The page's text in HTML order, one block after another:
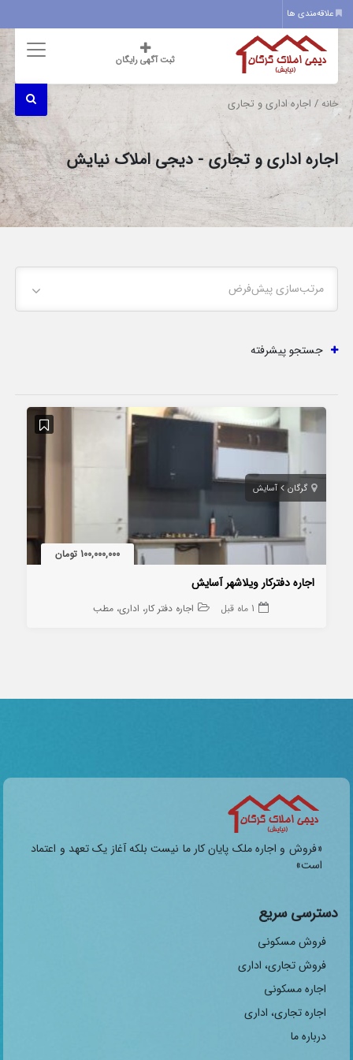
علاقه‌مندی ها
ثبت آگهی رایگان
خانه / اجاره اداری و تجاری
اجاره اداری و تجاری - دیجی املاک نیایش
مرتب‌سازی پیش‌فرض
جستجو پیشرفته
گرگان آسایش
100,000,000 تومان
اجاره دفترکار ویلاشهر آسایش
1 ماه قبل اجاره دفتر کار، اداری، مطب
«فروش و اجاره ملک پایان کار ما نیست بلکه آغاز یک تعهد و اعتماد
است»
دسترسی سریع
فروش مسکونی
فروش تجاری، اداری
اجاره مسکونی
اجاره تجاری، اداری
درباره ما